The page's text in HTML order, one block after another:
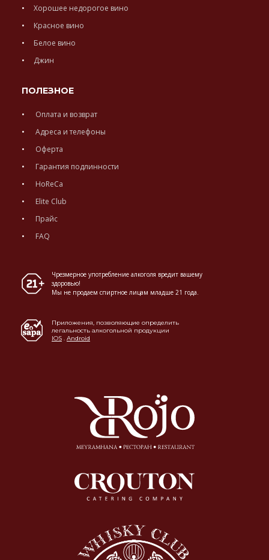
Хорошее недорогое вино
Красное вино
Белое вино
Джин
ПОЛЕЗНОЕ
Оплата и возврат
Адреса и телефоны
Оферта
Гарантия подлинности
HoReCa
Elite Club
Прайс
FAQ
Чрезмерное употребление алкоголя вредит вашему
здоровью!
Мы не продаем спиртное лицам младше 21 года.
Приложения, позволяющие определить
легальность алкогольной продукции
IOS . Android